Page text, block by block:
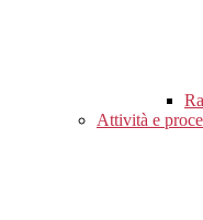
Attività e